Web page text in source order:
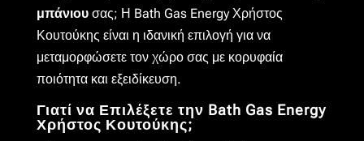
μπάνιουσας; Η Bath Gas Energy Χρήστος
Κουτούκης είναι η ιδανική επιλογή για να
μεταμορφώσετε τον χώρο σας με κορυφαία
ποιότητα και εξειδίκευση.
Γιατί να Επιλέξετε την Bath Gas Energy
Χρήστος Κουτούκης;